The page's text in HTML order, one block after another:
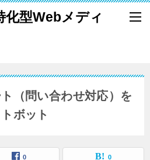
型Webメディ
（問い合わせ対応）を
ボット
0 0